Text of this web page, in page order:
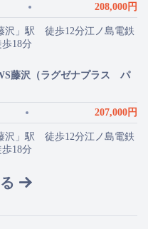
208,000円
沢」駅 徒歩12分江ノ島電鉄
18分
藤沢（ラグゼナプラス パ
207,000円
沢」駅 徒歩12分江ノ島電鉄
18分